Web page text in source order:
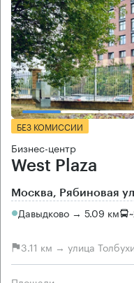
БЕЗ КОМИССИИ
Бизнес-центр
West Plaza
Москва, Рябиновая
Давыдково → 5.09 км ~
3.11 км → улица